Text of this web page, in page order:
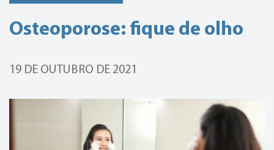
Osteoporose: fique de olho
19 DE OUTUBRO DE 2021